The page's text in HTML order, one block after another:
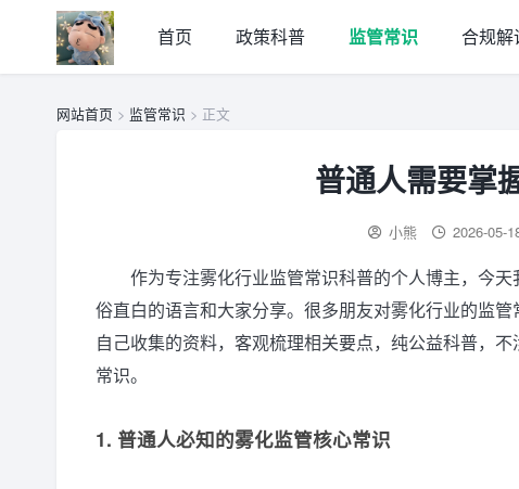
首页 政策科普 监管常识 合规解
网站首页 > 监管常识 > 正文
普通人需要掌
小熊 2026-05-
作为专注雾化行业监管常识科普的个人博主，今
俗直白的语言和大家分享。很多朋友对雾化行业的监
自己收集的资料，客观梳理相关要点，纯公益科普，
常识。
1. 普通人必知的雾化监管核心常识